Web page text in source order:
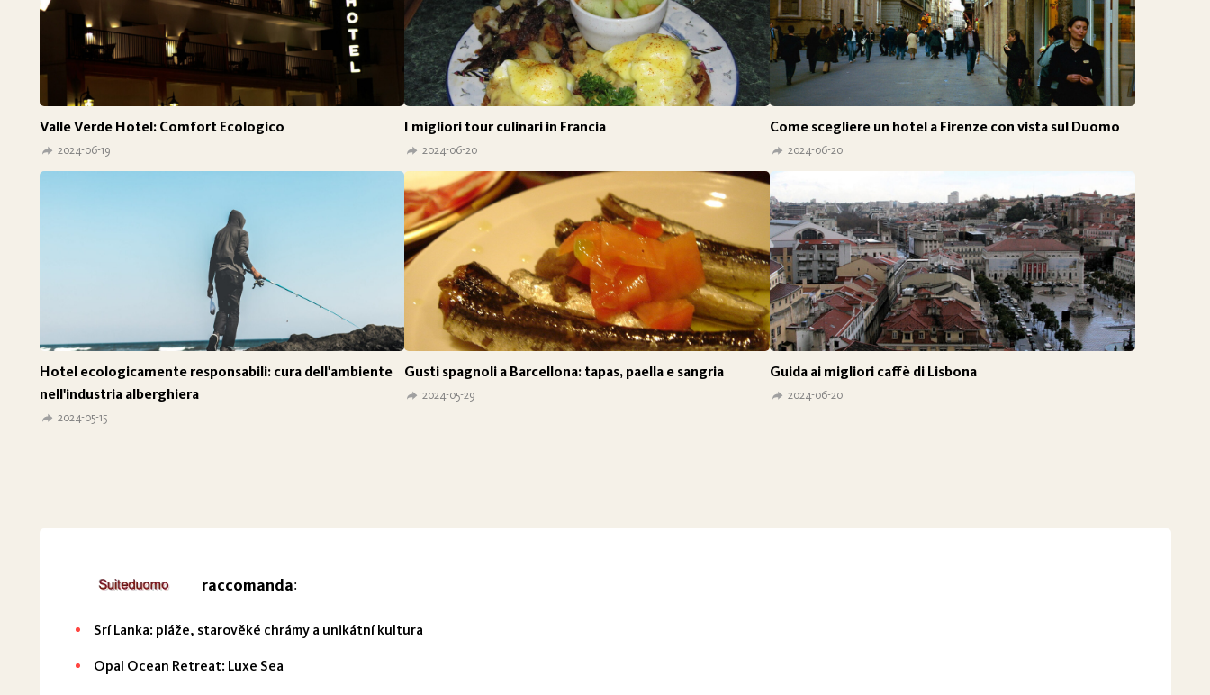
Valle Verde Hotel: Comfort Ecologico
2024-06-19
I migliori tour culinari in Francia
2024-06-20
Come scegliere un hotel a Firenze con vista sul Duomo
2024-06-20
Hotel ecologicamente responsabili: cura dell'ambiente
nell'industria alberghiera
2024-05-15
Gusti spagnoli a Barcellona: tapas, paella e sangria
2024-05-29
Guida ai migliori caffè di Lisbona
2024-06-20
raccomanda:
Srí Lanka: pláže, starověké chrámy a unikátní kultura
Opal Ocean Retreat: Luxe Sea